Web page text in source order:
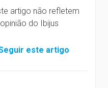
artigo não refletem
do Ibijus
este artigo